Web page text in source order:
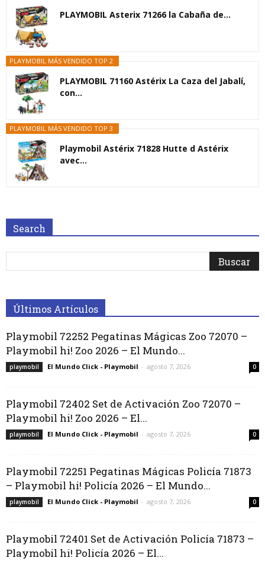
PLAYMOBIL Asterix 71266 la Cabaña de...
PLAYMOBIL MÁS VENDIDO TOP 2
PLAYMOBIL 71160 Astérix La Caza del Jabalí,
con...
PLAYMOBIL MÁS VENDIDO TOP 3
Playmobil Astérix 71828 Hutte d Astérix
avec...
Search
Últimos Artículos
Playmobil 72252 Pegatinas Mágicas Zoo 72070 –
Playmobil hi! Zoo 2026 – El Mundo...
playmobil El Mundo Click - Playmobil - agosto 7, 2026 0
Playmobil 72402 Set de Activación Zoo 72070 –
Playmobil hi! Zoo 2026 – El...
playmobil El Mundo Click - Playmobil - agosto 7, 2026 0
Playmobil 72251 Pegatinas Mágicas Policía 71873
– Playmobil hi! Policía 2026 – El Mundo...
playmobil El Mundo Click - Playmobil - agosto 7, 2026 0
Playmobil 72401 Set de Activación Policía 71873 –
Playmobil hi! Policía 2026 – El...